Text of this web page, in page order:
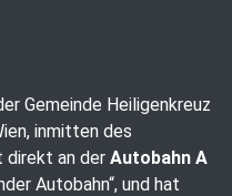
Gemeinde Heiligenkreuz
inmitten des
direkt an der Autobahn A
Autobahn“, und hat